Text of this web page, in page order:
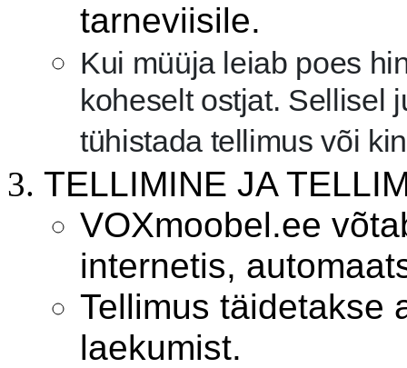
tarneviisile.
Kui müüja leiab poes
koheselt ostjat. Sellisel
tühistada tellimus või
TELLIMINE JA
VOXmoobel.ee
internetis,
Tellimus täidetakse
laekumist.